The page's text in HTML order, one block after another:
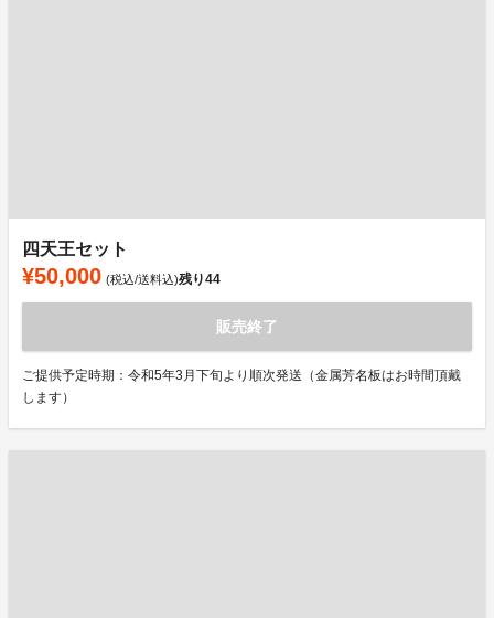
四天王セット
¥50,000 (税込/送料込)残り44
販売終了
ご提供予定時期：令和5年3月下旬より順次発送（金属芳名板はお時間頂戴
します）